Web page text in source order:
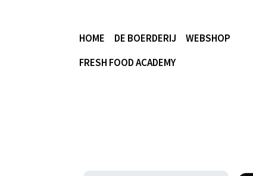
HOME DE BOERDERIJ
WEBSHOP
FRESH FOOD ACADEMY